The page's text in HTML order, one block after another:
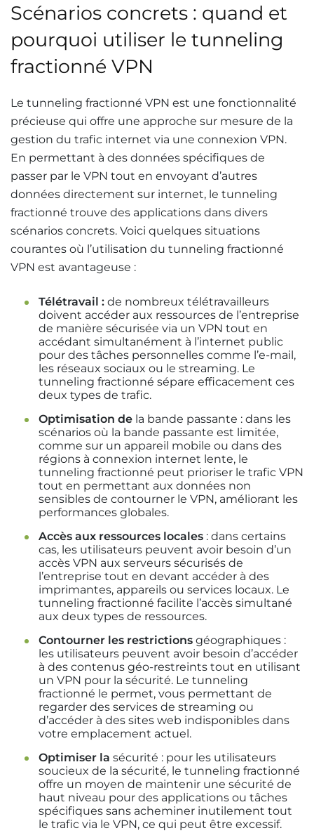
Scénarios concrets : quand et
pourquoi utiliser le tunneling
fractionné VPN
Le tunneling fractionné VPN est une fonctionnalité
précieuse qui offre une approche sur mesure de la
gestion du trafic internet via une connexion VPN.
En permettant à des données spécifiques de
passer par le VPN tout en envoyant d’autres
données directement sur internet, le tunneling
fractionné trouve des applications dans divers
scénarios concrets. Voici quelques situations
courantes où l’utilisation du tunneling fractionné
VPN est avantageuse :
Télétravail : de nombreux télétravailleurs
doivent accéder aux ressources de l’entreprise
de manière sécurisée via un VPN tout en
accédant simultanément à l’internet public
pour des tâches personnelles comme l’e-mail,
les réseaux sociaux ou le streaming. Le
tunneling fractionné sépare efficacement ces
deux types de trafic.
Optimisation de la bande passante : dans les
scénarios où la bande passante est limitée,
comme sur un appareil mobile ou dans des
régions à connexion internet lente, le
tunneling fractionné peut prioriser le trafic VPN
tout en permettant aux données non
sensibles de contourner le VPN, améliorant les
performances globales.
Accès aux ressources locales : dans certains
cas, les utilisateurs peuvent avoir besoin d’un
accès VPN aux serveurs sécurisés de
l’entreprise tout en devant accéder à des
imprimantes, appareils ou services locaux. Le
tunneling fractionné facilite l’accès simultané
aux deux types de ressources.
Contourner les restrictions géographiques :
les utilisateurs peuvent avoir besoin d’accéder
à des contenus géo-restreints tout en utilisant
un VPN pour la sécurité. Le tunneling
fractionné le permet, vous permettant de
regarder des services de streaming ou
d’accéder à des sites web indisponibles dans
votre emplacement actuel.
Optimiser la sécurité : pour les utilisateurs
soucieux de la sécurité, le tunneling fractionné
offre un moyen de maintenir une sécurité de
haut niveau pour des applications ou tâches
spécifiques sans acheminer inutilement tout
le trafic via le VPN, ce qui peut être excessif.